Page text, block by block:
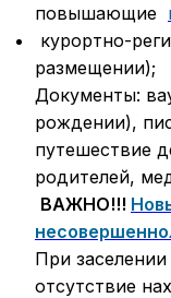
повышающие
курортно-
размещении);
Документы:
рождении),
путешествие
родителей,
ВАЖНО!!!
При
отсутствие